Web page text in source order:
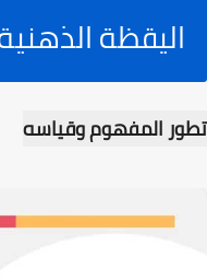
اليقظة
تطور المفهوم وقياسه